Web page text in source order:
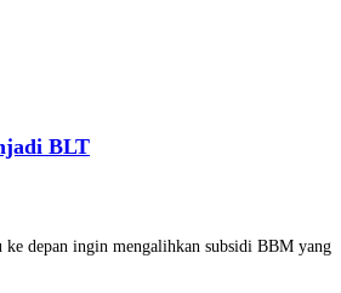
BLT
depan ingin mengalihkan subsidi BBM yang